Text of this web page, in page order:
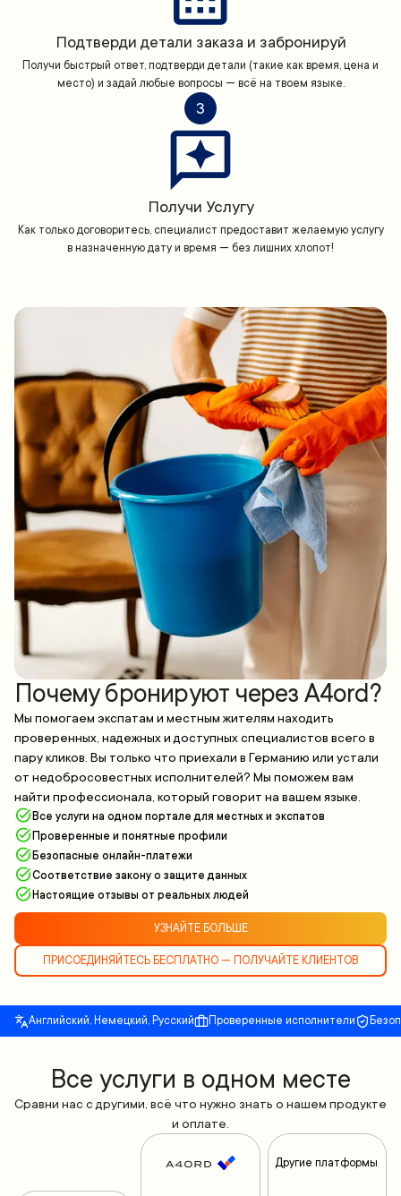
Подтверди детали заказа и забронируй
Получи быстрый ответ, подтверди детали (такие как время, цена и
место) и задай любые вопросы — всё на твоем языке.
3
Получи Услугу
Как только договоритесь, специалист предоставит желаемую услугу
в назначенную дату и время — без лишних хлопот!
Почему бронируют через A4ord?
Мы помогаем экспатам и местным жителям находить
проверенных, надежных и доступных специалистов всего в
пару кликов. Вы только что приехали в Германию или устали
от недобросовестных исполнителей? Мы поможем вам
найти профессионала, который говорит на вашем языке.
Все услуги на одном портале для местных и экспатов
Проверенные и понятные профили
Безопасные онлайн-платежи
Соответствие закону о защите данных
Настоящие отзывы от реальных людей
УЗНАЙТЕ БОЛЬШЕ
ПРИСОЕДИНЯЙТЕСЬ БЕСПЛАТНО — ПОЛУЧАЙТЕ КЛИЕНТОВ
Английский, Немецкий, Русский Проверенные исполнители
Все yслуги в одном месте
Сравни нас с другими, всё что нужно знать о нашем продукте
и оплате.
Другие платформы